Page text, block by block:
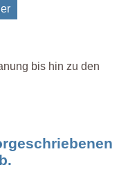
bis hin zu den